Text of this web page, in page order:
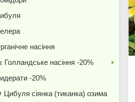
насіння
насіння -20%
-20%
Цибуля сіянка (тиканка) озима